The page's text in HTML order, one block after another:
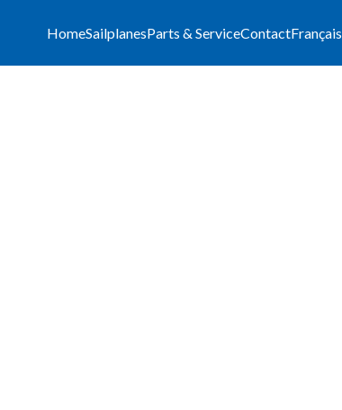
HomeSailplanesParts & ServiceContactFrançais